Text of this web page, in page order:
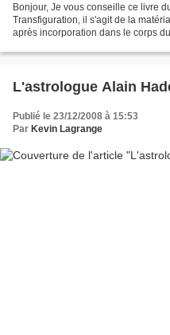
Bonjour, Je vous conseille ce livre
Transfiguration, il s'agit de la
après incorporation dans le corps
L'astrologue Alain
Publié le 23/12/2008 à 15:53
Par Kevin Lagrange